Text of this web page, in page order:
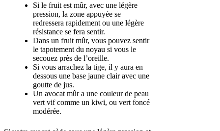
Si le fruit est mûr, avec une légère
pression, la zone appuyée se
redressera rapidement ou une légère
résistance se fera sentir.
Dans un fruit mûr, vous pouvez sentir
le tapotement du noyau si vous le
secouez près de l’oreille.
Si vous arrachez la tige, il y aura en
dessous une base jaune clair avec une
goutte de jus.
Un avocat mûr a une couleur de peau
vert vif comme un kiwi, ou vert foncé
modérée.